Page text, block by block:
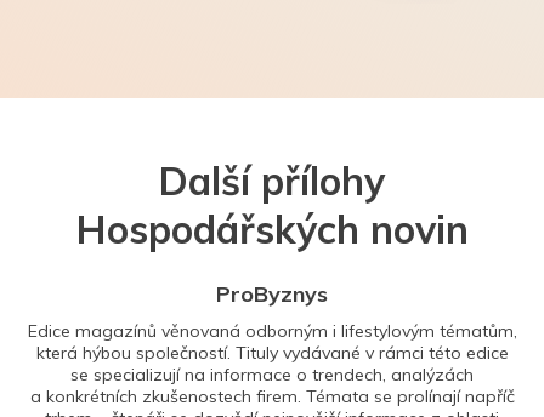
Další přílohy
Hospodářských novin
ProByznys
Edice magazínů věnovaná odborným i lifestylovým tématům,
která hýbou společností. Tituly vydávané v rámci této edice
se specializují na informace o trendech, analýzách
a konkrétních zkušenostech firem. Témata se prolínají napříč